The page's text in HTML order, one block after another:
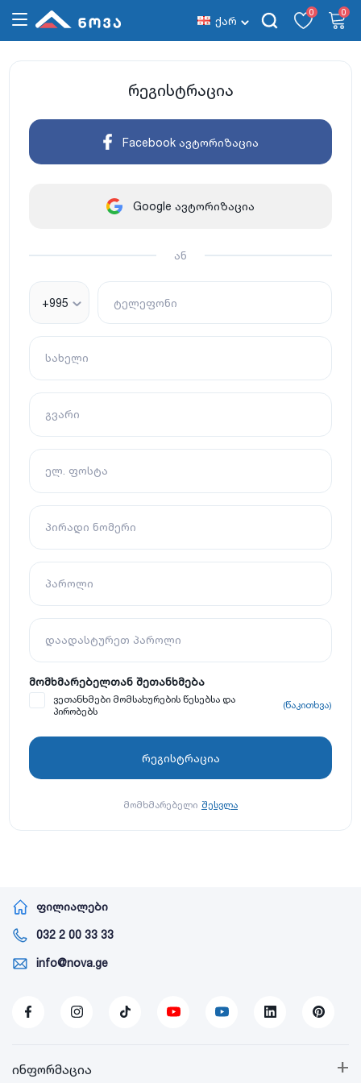
ქარ
0 0
რეგისტრაცია
Facebook ავტორიზაცია
Google ავტორიზაცია
ან
+995 ტელეფონი
სახელი
გვარი
ელ. ფოსტა
პირადი ნომერი
პაროლი
დაადასტურეთ პაროლი
მომხმარებელთან შეთანხმება
ვეთანხმები მომსახურების წესებსა და
პირობებს
(წაკითხვა)
მომხმარებელი შესვლა
ფილიალები
032 2 00 33 33
info@nova.ge
+
ინფორმაცია